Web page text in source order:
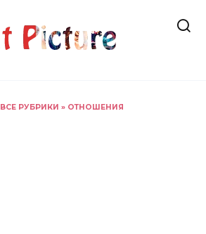
ВСЕ РУБРИКИ » ОТНОШЕНИЯ